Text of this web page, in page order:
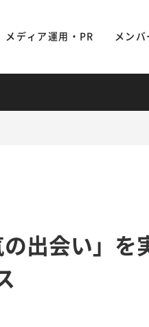
メディア運用・PR メンバ
出会い」を